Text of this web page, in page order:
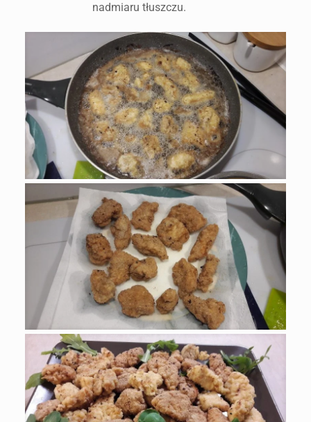
nadmiaru tłuszczu.